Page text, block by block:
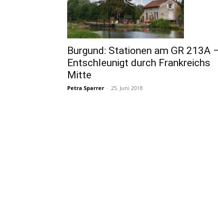
Burgund: Stationen am GR 213A
Entschleunigt durch Frankreichs
Mitte
Petra Sparrer - 25. Juni 2018